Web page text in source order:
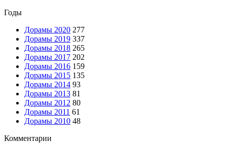
Годы
Дорамы 2020 277
Дорамы 2019 337
Дорамы 2018 265
Дорамы 2017 202
Дорамы 2016 159
Дорамы 2015 135
Дорамы 2014 93
Дорамы 2013 81
Дорамы 2012 80
Дорамы 2011 61
Дорамы 2010 48
Комментарии